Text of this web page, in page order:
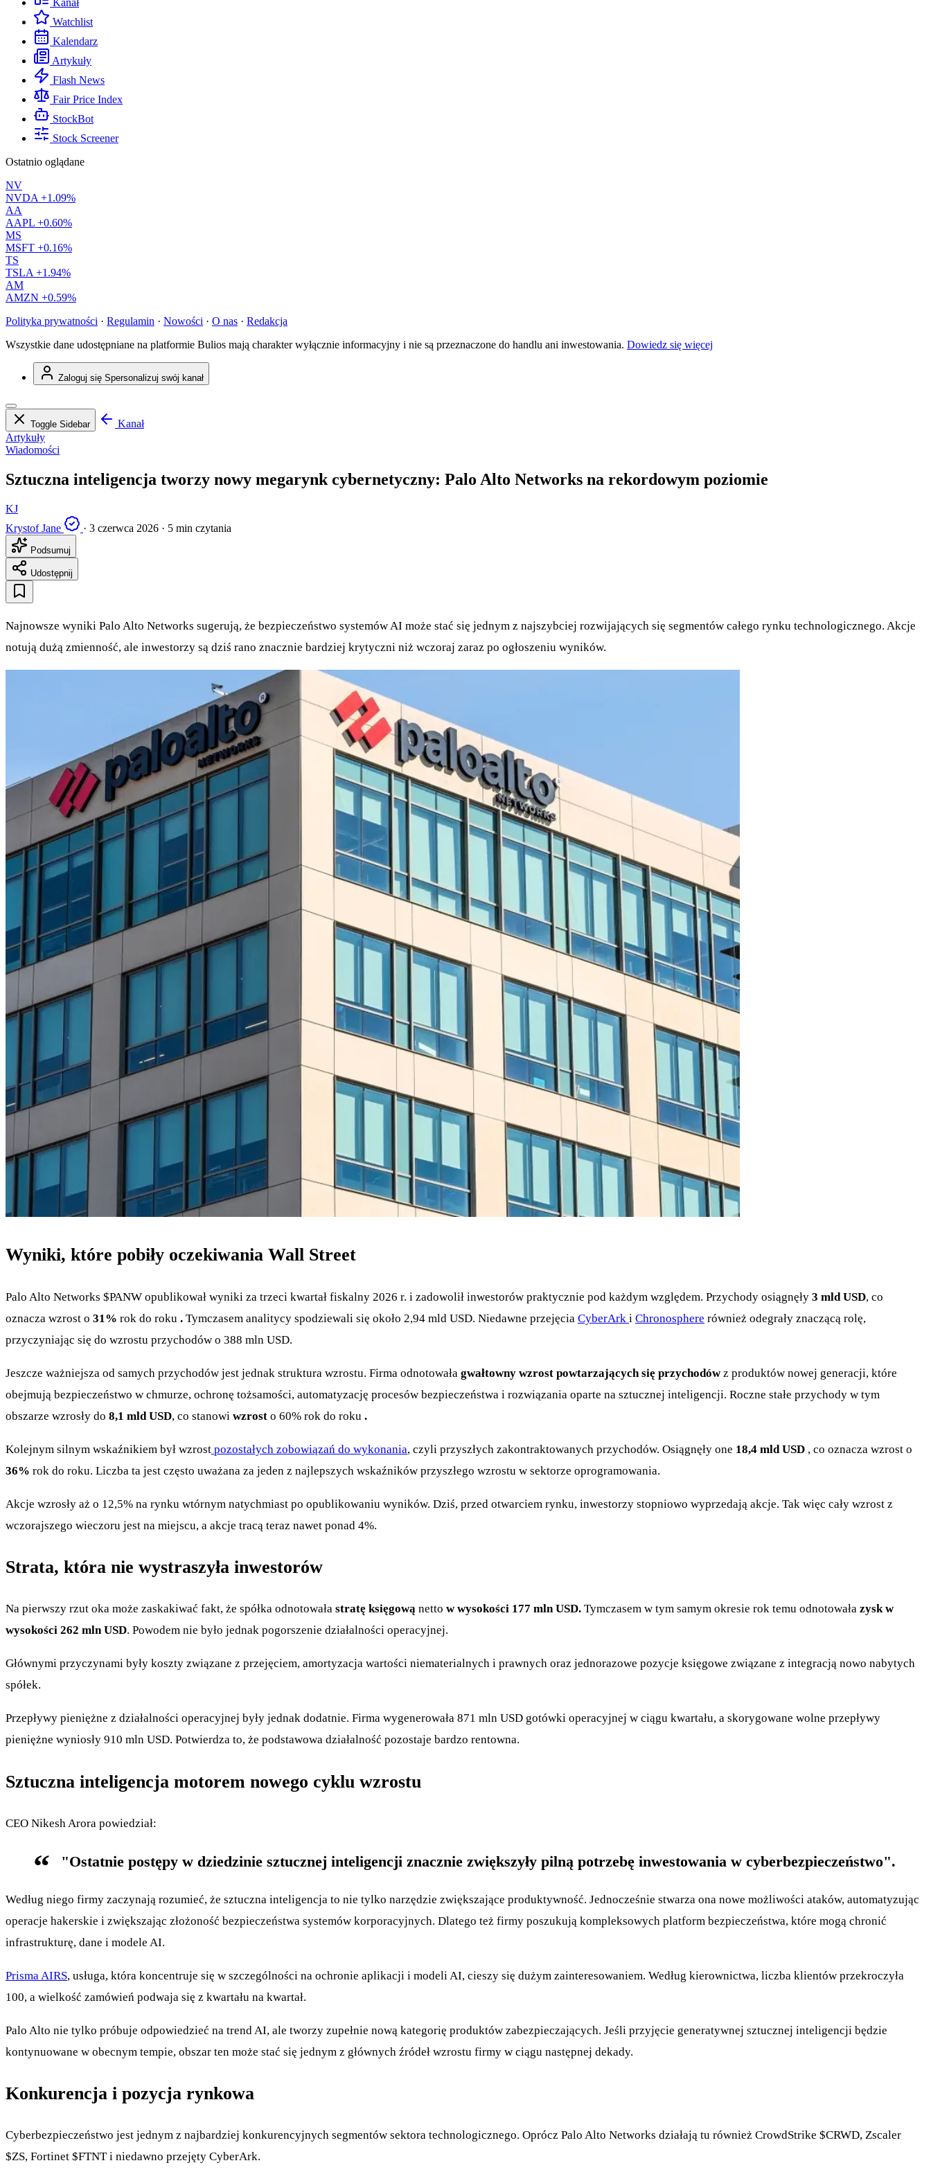
Kanał
Watchlist
Kalendarz
Artykuły
Flash News
Fair Price Index
StockBot
Stock Screener
Ostatnio oglądane
NV
NVDA +1.09%
AA
AAPL +0.60%
MS
MSFT +0.16%
TS
TSLA +1.94%
AM
AMZN +0.59%
Polityka prywatności · Regulamin · Nowości · O nas · Redakcja
Wszystkie dane udostępniane na platformie Bulios mają charakter wyłącznie informacyjny i nie są przeznaczone do handlu ani inwestowania. Dowiedz się więcej
Zaloguj się Spersonalizuj swój kanał
Toggle Sidebar
Kanał
Artykuły
Wiadomości
Sztuczna inteligencja tworzy nowy megarynk cybernetyczny: Palo Alto Networks na rekordowym poziomie
KJ
Krystof Jane
· 3 czerwca 2026 · 5 min czytania
Podsumuj
Udostępnij
Najnowsze wyniki Palo Alto Networks sugerują, że bezpieczeństwo systemów AI może stać się jednym z najszybciej rozwijających się segmentów całego rynku technologicznego. Akcje
notują dużą zmienność, ale inwestorzy są dziś rano znacznie bardziej krytyczni niż wczoraj zaraz po ogłoszeniu wyników.
Wyniki, które pobiły oczekiwania Wall Street
Palo Alto Networks $PANW opublikował wyniki za trzeci kwartał fiskalny 2026 r. i zadowolił inwestorów praktycznie pod każdym względem. Przychody osiągnęły 3 mld USD, co
oznacza wzrost o 31% rok do roku . Tymczasem analitycy spodziewali się około 2,94 mld USD. Niedawne przejęcia CyberArk i Chronosphere również odegrały znaczącą rolę,
przyczyniając się do wzrostu przychodów o 388 mln USD.
Jeszcze ważniejsza od samych przychodów jest jednak struktura wzrostu. Firma odnotowała gwałtowny wzrost powtarzających się przychodówz produktów nowej generacji, które
obejmują bezpieczeństwo w chmurze, ochronę tożsamości, automatyzację procesów bezpieczeństwa i rozwiązania oparte na sztucznej inteligencji. Roczne stałe przychody w tym
obszarze wzrosły do 8,1 mld USD, co stanowi wzrost o 60% rok do roku .
Kolejnym silnym wskaźnikiem był wzrost pozostałych zobowiązań do wykonania, czyli przyszłych zakontraktowanych przychodów. Osiągnęły one 18,4 mld USD , co oznacza wzrost o
36% rok do roku. Liczba ta jest często uważana za jeden z najlepszych wskaźników przyszłego wzrostu w sektorze oprogramowania.
Akcje wzrosły aż o 12,5% na rynku wtórnym natychmiast po opublikowaniu wyników. Dziś, przed otwarciem rynku, inwestorzy stopniowo wyprzedają akcje. Tak więc cały wzrost z
wczorajszego wieczoru jest na miejscu, a akcje tracą teraz nawet ponad 4%.
Strata, która nie wystraszyła inwestorów
Na pierwszy rzut oka może zaskakiwać fakt, że spółka odnotowała stratę księgową netto w wysokości 177 mln USD. Tymczasem w tym samym okresie rok temu odnotowała zysk w
wysokości 262 mln USD. Powodem nie było jednak pogorszenie działalności operacyjnej.
Głównymi przyczynami były koszty związane z przejęciem, amortyzacja wartości niematerialnych i prawnych oraz jednorazowe pozycje księgowe związane z integracją nowo nabytych
spółek.
Przepływy pieniężne z działalności operacyjnej były jednak dodatnie. Firma wygenerowała 871 mln USD gotówki operacyjnej w ciągu kwartału, a skorygowane wolne przepływy
pieniężne wyniosły 910 mln USD. Potwierdza to, że podstawowa działalność pozostaje bardzo rentowna.
Sztuczna inteligencja motorem nowego cyklu wzrostu
CEO Nikesh Arora powiedział:
"Ostatnie postępy w dziedzinie sztucznej inteligencji znacznie zwiększyły pilną potrzebę inwestowania w cyberbezpieczeństwo".
Według niego firmy zaczynają rozumieć, że sztuczna inteligencja to nie tylko narzędzie zwiększające produktywność. Jednocześnie stwarza ona nowe możliwości ataków, automatyzując
operacje hakerskie i zwiększając złożoność bezpieczeństwa systemów korporacyjnych. Dlatego też firmy poszukują kompleksowych platform bezpieczeństwa, które mogą chronić
infrastrukturę, dane i modele AI.
Prisma AIRS, usługa, która koncentruje się w szczególności na ochronie aplikacji i modeli AI, cieszy się dużym zainteresowaniem. Według kierownictwa, liczba klientów przekroczyła
100, a wielkość zamówień podwaja się z kwartału na kwartał.
Palo Alto nie tylko próbuje odpowiedzieć na trend AI, ale tworzy zupełnie nową kategorię produktów zabezpieczających. Jeśli przyjęcie generatywnej sztucznej inteligencji będzie
kontynuowane w obecnym tempie, obszar ten może stać się jednym z głównych źródeł wzrostu firmy w ciągu następnej dekady.
Konkurencja i pozycja rynkowa
Cyberbezpieczeństwo jest jednym z najbardziej konkurencyjnych segmentów sektora technologicznego. Oprócz Palo Alto Networks działają tu również CrowdStrike $CRWD, Zscaler
$ZS, Fortinet $FTNTi niedawno przejęty CyberArk.